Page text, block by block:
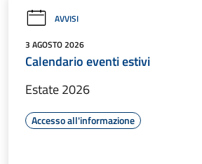
AVVISI
3 AGOSTO 2026
Calendario eventi estivi
Estate 2026
Accesso all'informazione